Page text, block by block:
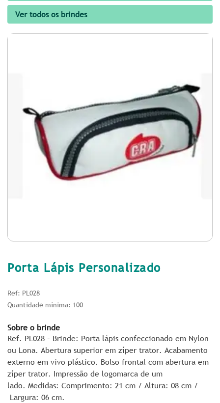
Ver todos os brindes
Porta Lápis Personalizado
Ref: PL028
Quantidade mínima: 100
Sobre o brinde
Ref. PL028 – Brinde: Porta lápis confeccionado em Nylon
ou Lona. Abertura superior em zíper trator. Acabamento
externo em vivo plástico. Bolso frontal com abertura em
zíper trator. Impressão de logomarca de um
lado. Medidas: Comprimento: 21 cm / Altura: 08 cm /
Largura: 06 cm.